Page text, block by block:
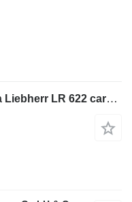
Liebherr LR 622 polea guía para Liebherr LR 622 cargadora de cadenas